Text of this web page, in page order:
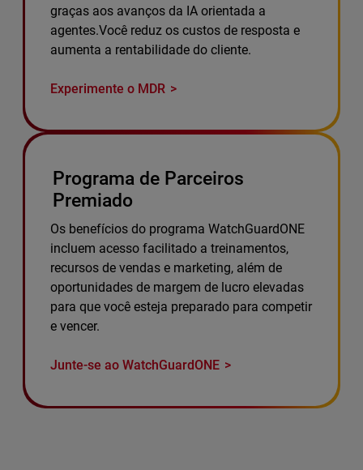
graças aos avanços da IA orientada a
agentes.Você reduz os custos de resposta e
aumenta a rentabilidade do cliente.
Experimente o MDR
Programa de Parceiros
Premiado
Os benefícios do programa WatchGuardONE
incluem acesso facilitado a treinamentos,
recursos de vendas e marketing, além de
oportunidades de margem de lucro elevadas
para que você esteja preparado para competir
e vencer.
Junte-se ao WatchGuardONE